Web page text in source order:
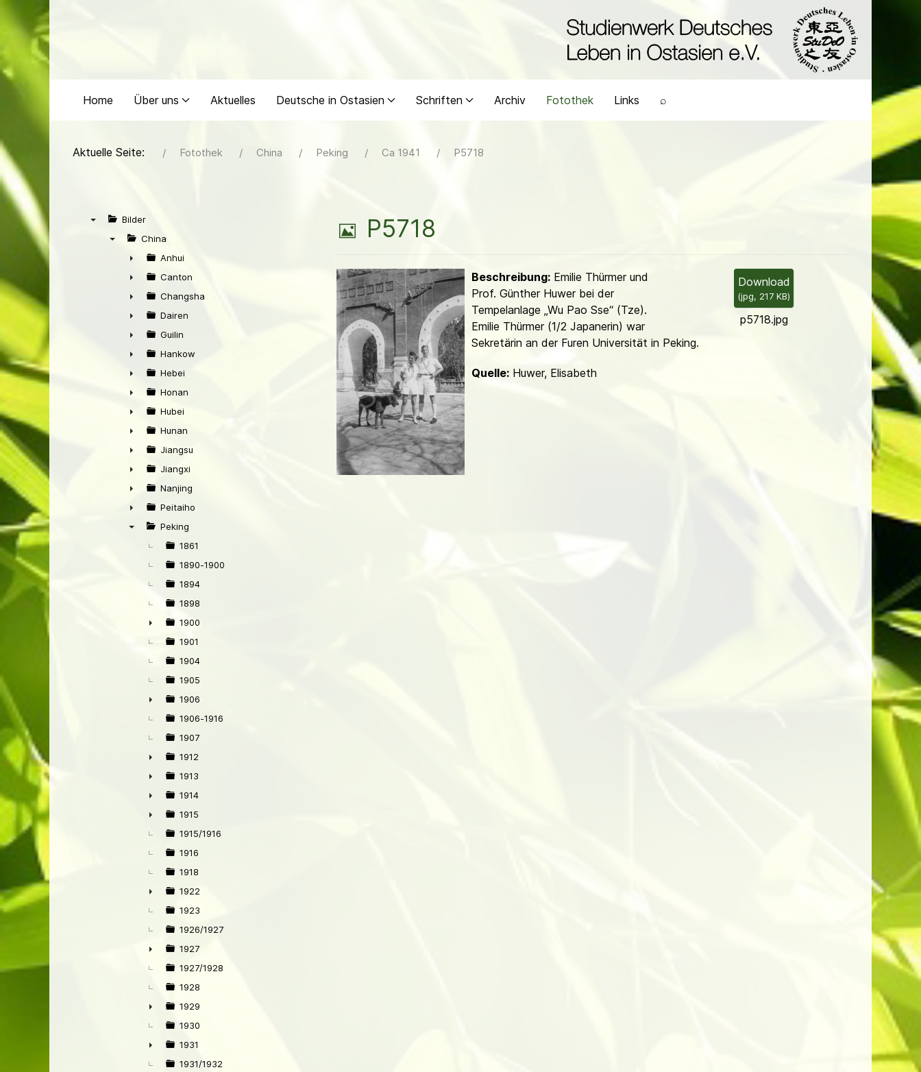
Home Über uns Aktuelles Deutsche in Ostasien Schriften Archiv Fotothek Links ⌕
Aktuelle Seite: Fotothek China Peking Ca 1941 P5718
Bilder
China
►
Anhui
►
Canton
►
Changsha
►
Dairen
►
Guilin
►
Hankow
►
Hebei
►
Honan
►
Hubei
►
Hunan
►
Jiangsu
►
Jiangxi
►
Nanjing
►
Peitaiho
Peking
1861
1890-1900
1894
1898
►
1900
1901
1904
1905
►
1906
1906-1916
1907
►
1912
►
1913
►
1914
►
1915
1915/1916
1916
1918
►
1922
1923
1926/1927
►
1927
1927/1928
1928
►
1929
1930
►
1931
1931/1932
B
l
d
P5718
Download
(jpg, 217 KB)
p5718.jpg
Beschreibung:Emilie Thürmer und
Prof. Günther Huwer bei der
Tempelanlage „Wu Pao Sse“ (Tze).
Emilie Thürmer (1/2 Japanerin) war
Sekretärin an der Furen Universität in Peking.
Quelle:Huwer, Elisabeth